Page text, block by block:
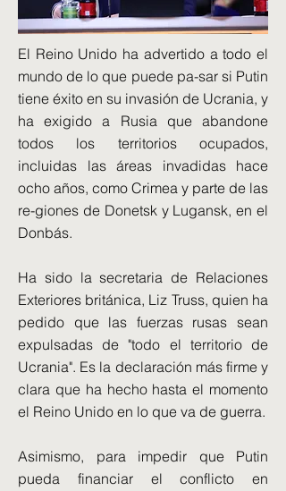
El Reino Unido ha advertido a todo el
mundo de lo que puede pa-sar si Putin
tiene éxito en su invasión de Ucrania, y
ha exigido a Rusia que abandone
todos los territorios ocupados,
incluidas las áreas invadidas hace
ocho años, como Crimea y parte de las
re-giones de Donetsk y Lugansk, en el
Donbás.
Ha sido la secretaria de Relaciones
Exteriores británica, Liz Truss, quien ha
pedido que las fuerzas rusas sean
expulsadas de "todo el territorio de
Ucrania". Es la declaración más firme y
clara que ha hecho hasta el momento
el Reino Unido en lo que va de guerra.
Asimismo, para impedir que Putin
pueda financiar el conflicto en